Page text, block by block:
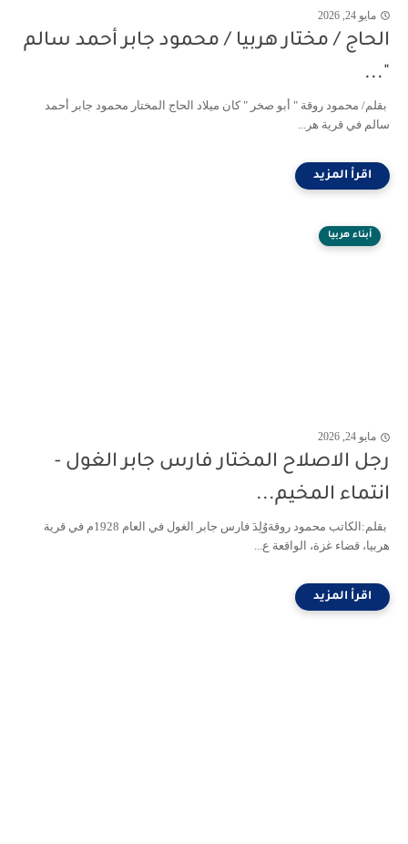
مايو 24, 2026
الحاج / مختار هربيا / محمود جابر أحمد سالم
"...
بقلم/ محمود روقة " أبو صخر " كان ميلاد الحاج المختار محمود جابر أحمد
سالم في قرية هر...
أبناء هربيا
مايو 24, 2026
رجل الاصلاح المختار فارس جابر الغول -
انتماء المخيم...
بقلم:الكاتب محمود روقةوُلِدَ فارس جابر الغول في العام 1928م في قرية
هربيا، قضاء غزة، الواقعة ع...